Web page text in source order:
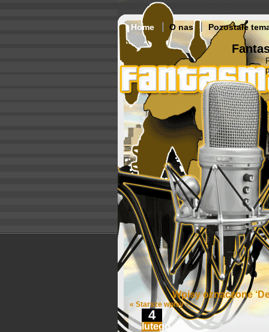
Home O nas Pozostałe
Wpisy oznaczone
« Starsze wpisy
4
lutego